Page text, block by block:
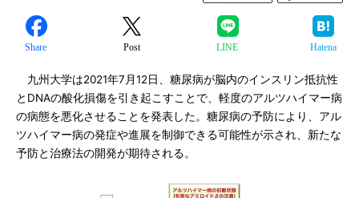
Share Post LINE Hatena
九州大学は2021年7月12日、糖尿病が脳内のインスリン抵抗性
とDNAの酸化損傷を引き起こすことで、軽度のアルツハイマー病
の病態を悪化させることを発表した。糖尿病の予防により、アル
ツハイマー病の発症や進展を制御できる可能性が示され、新たな
予防と治療法の開発が期待される。